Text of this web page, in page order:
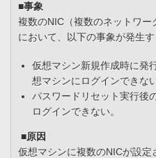
■事象
複数のNIC（複数のネットワ
において、以下の事象が発生す
仮想マシン新規作成時に発
想マシンにログインできない
パスワードリセット実行後
ログインできない。
■原因
仮想マシンに複数のNICが設